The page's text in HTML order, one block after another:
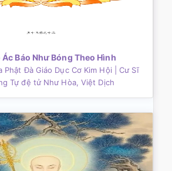
Ác Báo Như Bóng Theo Hình
Phật Đà Giáo Dục Cơ Kim Hội
| Cư Sĩ
Tự đệ tử Như Hòa, Việt Dịch